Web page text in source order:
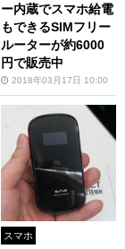
ー内蔵でスマホ給電
もできるSIMフリー
ルーターが約6000
円で販売中
2018年03月17日 10:00
スマホ